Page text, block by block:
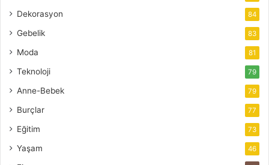
Dekorasyon 84
Gebelik 83
Moda 81
Teknoloji 79
Anne-Bebek 79
Burçlar 77
Eğitim 73
Yaşam 46